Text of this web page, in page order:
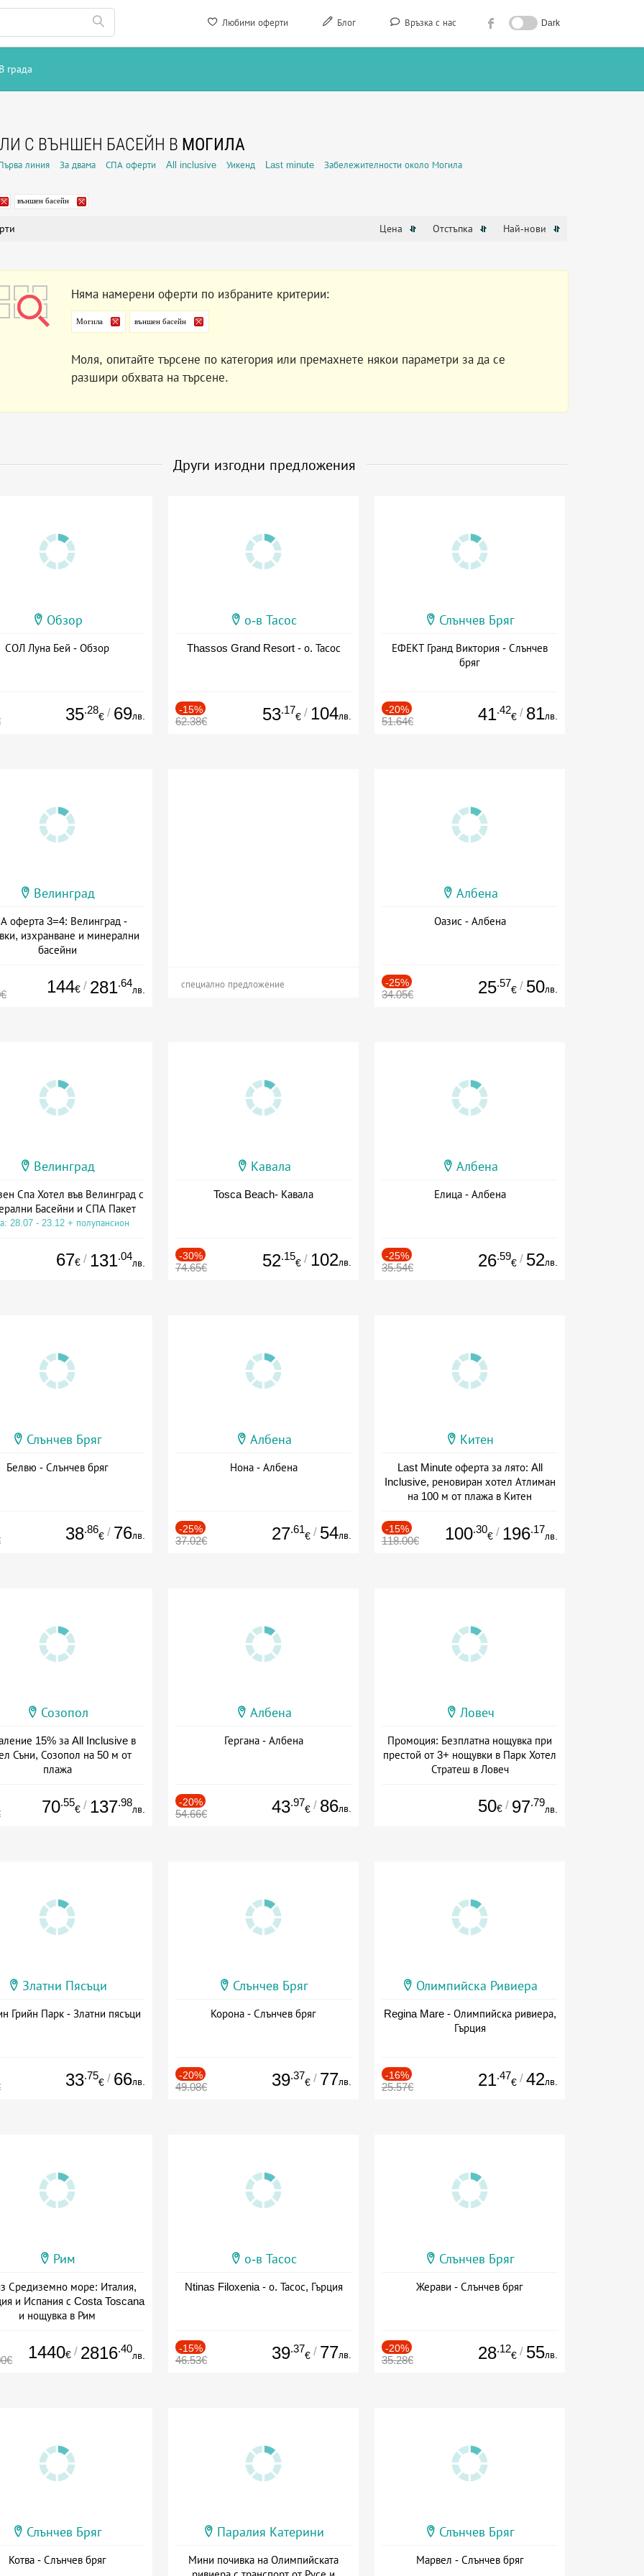
Любими оферти Блог Връзка с нас Dark
В града
С ВЪНШЕН БАСЕЙН В МОГИЛА
линия За двама СПА оферти All inclusive Уикенд Last minute Забележителности около Могила
външен басейн
Цена Отстъпка Най-нови
Няма намерени оферти по избраните критерии:
Могила външен басейн
Моля, опитайте търсене по категория или премахнете някои параметри за да се
разшири обхвата на търсене.
Други изгодни предложения
Обзор
СОЛ Луна Бей - Обзор
35.28
€ / 69лв.
о-в Тасос
Thassos Grand Resort - о. Тасос
-15%
62.38€ 53.17
€ / 104лв.
Слънчев Бряг
ЕФЕКТ Гранд Виктория - Слънчев
бряг
-20%
51.64€ 41.42
€ / 81лв.
Велинград
оферта 3=4: Велинград -
изхранване и минерални
басейни
144€ / 281.64
лв. специално предложение
Албена
Оазис - Албена
-25%
34.05€ 25.57
€ / 50лв.
Велинград
Спа Хотел във Велинград с
Басейни и СПА Пакет
28.07 - 23.12 + полупансион
67€ / 131.04
лв.
Кавала
Tosca Beach- Кавала
-30%
74.65€ 52.15
€ / 102лв.
Албена
Елица - Албена
-25%
35.54€ 26.59
€ / 52лв.
Слънчев Бряг
Белвю - Слънчев бряг
38.86
€ / 76лв.
Албена
Нона - Албена
-25%
37.02€ 27.61
€ / 54лв.
Китен
Last Minute оферта за лято: All
Inclusive, реновиран хотел Атлиман
на 100 м от плажа в Китен
-15%
118.00€ 100.30
€ / 196.17
лв.
Созопол
15% за All Inclusive в
Съни, Созопол на 50 м от
плажа
70.55
€ / 137.98
лв.
Албена
Гергана - Албена
-20%
54.66€ 43.97
€ / 86лв.
Ловеч
Промоция: Безплатна нощувка при
престой от 3+ нощувки в Парк Хотел
Стратеш в Ловеч
50€ / 97.79
лв.
Златни Пясъци
Грийн Парк - Златни пясъци
33.75
€ / 66лв.
Слънчев Бряг
Корона - Слънчев бряг
-20%
49.08€ 39.37
€ / 77лв.
Олимпийска Ривиера
Regina Mare - Олимпийска ривиера,
Гърция
-16%
25.57€ 21.47
€ / 42лв.
Рим
Средиземно море: Италия,
и Испания с Costa Toscana
и нощувка в Рим
1440€ / 2816.40
лв.
о-в Тасос
Ntinas Filoxenia - о. Тасос, Гърция
-15%
46.53€ 39.37
€ / 77лв.
Слънчев Бряг
Жерави - Слънчев бряг
-20%
35.28€ 28.12
€ / 55лв.
Слънчев Бряг
Котва - Слънчев бряг
Паралия Катерини
Мини почивка на Олимпийската
Слънчев Бряг
Марвел - Слънчев бряг